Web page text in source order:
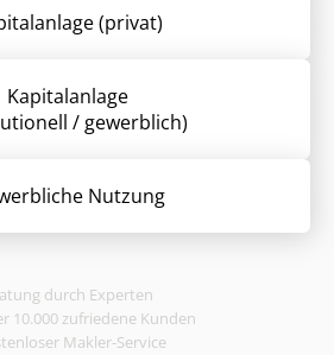
(privat)
Kapitalanlage
/ gewerblich)
Nutzung
durch Experten
10.000 zufriedene Kunden
Makler-Service